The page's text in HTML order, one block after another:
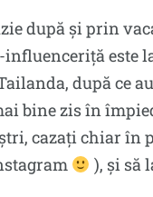
după și prin
este
după ce
bine zis în
cazați chiar în
), și să